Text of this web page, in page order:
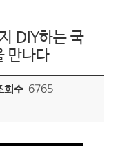
DIY하는 국
만나다
회수 6765